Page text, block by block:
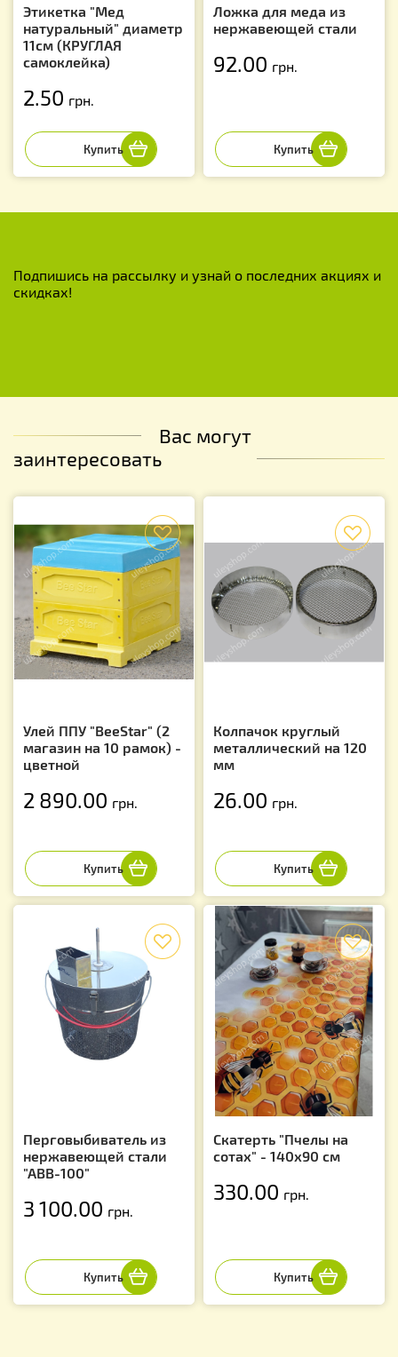
Этикетка "Мед
натуральный" диаметр
11см (КРУГЛАЯ
самоклейка)
2.50 грн.
Ложка для меда из
нержавеющей стали
92.00 грн.
Подпишись на рассылку и узнай о последних акциях и
скидках!
Вас могут
заинтересовать
f
Улей ППУ "BeeStar" (2
магазин на 10 рамок) -
цветной
2 890.00 грн.
Колпачок круглый
металлический на 120
мм
26.00 грн.
Перговыбиватель из
нержавеющей стали
"АВВ-100"
3 100.00 грн.
Скатерть "Пчелы на
сотах" - 140х90 см
330.00 грн.